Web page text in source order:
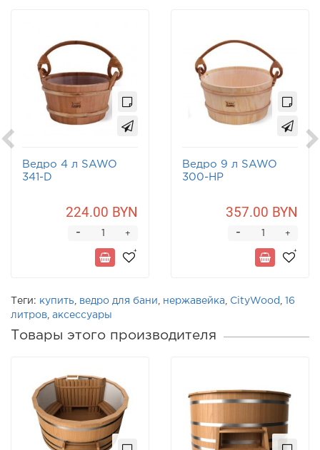
Ведро 4 л SAWO
341-D
224.00 BYN
+
-
Ведро 9 л SAWO
300-НР
357.00 BYN
+
-
Теги: купить ведро для бани нержавейка CityWood
16
литров аксессуары
Товары этого производителя